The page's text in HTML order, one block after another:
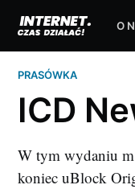
O
PRASÓWKA
ICD
W tym wydaniu
koniec uBlock